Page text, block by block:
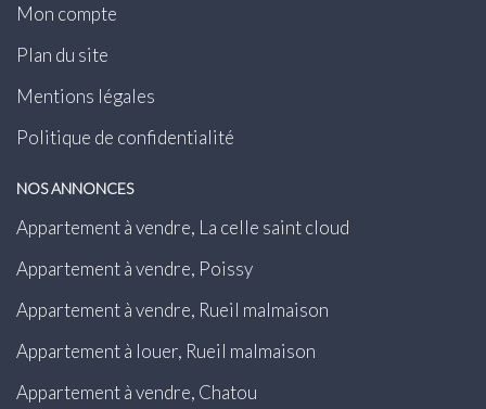
Mon compte
Plan du site
Mentions légales
Politique de confidentialité
NOS ANNONCES
Appartement à vendre, La celle saint cloud
Appartement à vendre, Poissy
Appartement à vendre, Rueil malmaison
Appartement à louer, Rueil malmaison
Appartement à vendre, Chatou